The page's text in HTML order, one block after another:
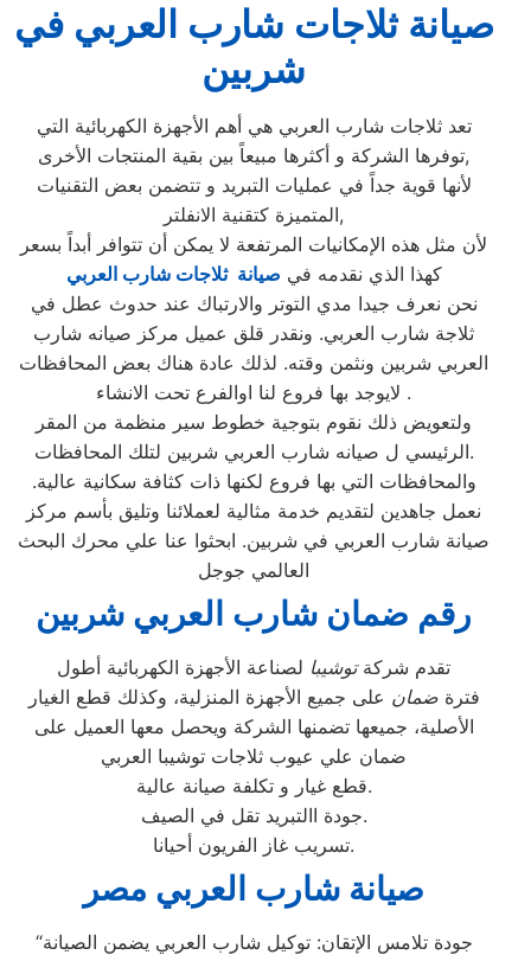
صيانة ثلاجات شارب العربي في
شربين
تعد ثلاجات شارب العربي هي أهم الأجهزة الكهربائية التي
توفرها الشركة و أكثرها مبيعاً بين بقية المنتجات الأخرى,
لأنها قوية جداً في عمليات التبريد و تتضمن بعض التقنيات
المتميزة كتقنية الانفلتر,
لأن مثل هذه الإمكانيات المرتفعة لا يمكن أن تتوافر أبداً بسعر
كهذا الذي نقدمه في صيانة ثلاجات شارب العربي
نحن نعرف جيدا مدي التوتر والارتباك عند حدوث عطل في
ثلاجة شارب العربي. ونقدر قلق عميل مركز صيانه شارب
العربي شربين ونثمن وقته. لذلك عادة هناك بعض المحافظات
لايوجد بها فروع لنا اوالفرع تحت الانشاء .
ولتعويض ذلك نقوم بتوجية خطوط سير منظمة من المقر
الرئيسي ل صيانه شارب العربي شربين لتلك المحافظات.
والمحافظات التي بها فروع لكنها ذات كثافة سكانية عالية.
نعمل جاهدين لتقديم خدمة مثالية لعملائنا وتليق بأسم مركز
صيانة شارب العربي في شربين. ابحثوا عنا علي محرك البحث
العالمي جوجل
رقم ضمان شارب العربي شربين
تقدم شركةتوشيبا لصناعة الأجهزة الكهربائية أطول
فترةضمان على جميع الأجهزة المنزلية، وكذلك قطع الغيار
الأصلية، جميعها تضمنها الشركة ويحصل معها العميل على
ضمان علي عيوب ثلاجات توشيبا العربي
قطع غيار و تكلفة صيانة عالية.
جودة االتبريد تقل في الصيف.
تسريب غاز الفريون أحيانا.
صيانة شارب العربي مصر
“جودة تلامس الإتقان: توكيل شارب العربي يضمن الصيانة